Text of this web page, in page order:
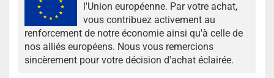
l'Union européenne. Par votre achat,
vous contribuez activement au
renforcement de notre économie ainsi qu'à celle de
nos alliés européens. Nous vous remercions
sincèrement pour votre décision d'achat éclairée.